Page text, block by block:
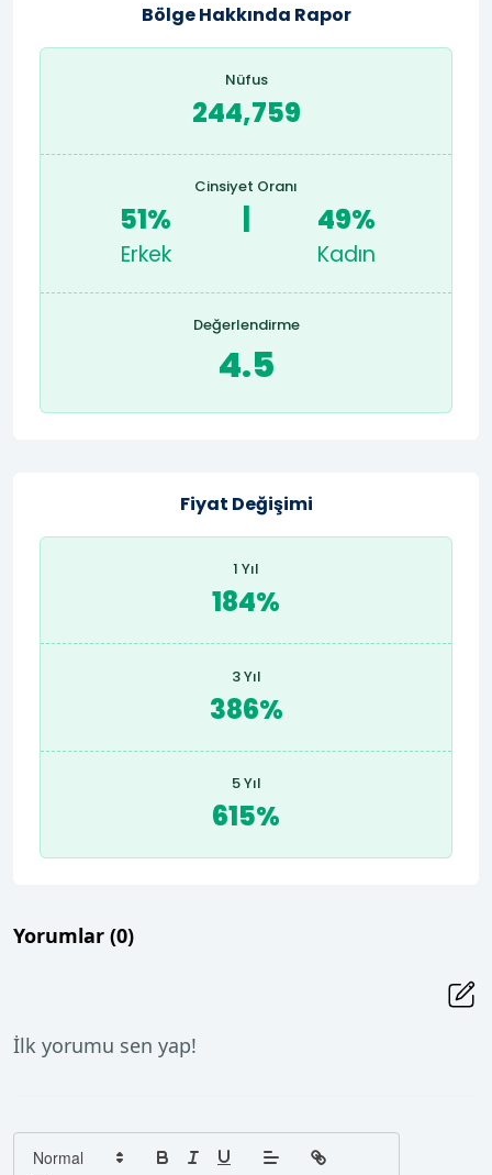
Bölge Hakkında Rapor
Nüfus
244,759
Cinsiyet Oranı
51%
Erkek
49%
Kadın
Değerlendirme
4.5
Fiyat Değişimi
1 Yıl
184%
3 Yıl
386%
5 Yıl
615%
Yorumlar (0)
İlk yorumu sen yap!